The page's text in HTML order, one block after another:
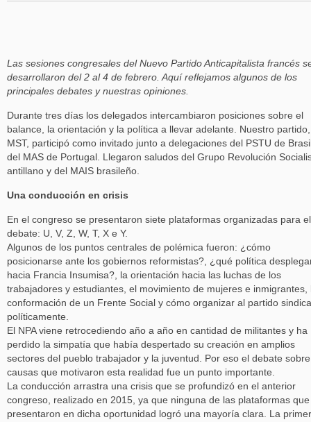
Las sesiones congresales del Nuevo Partido Anticapitalista francés
desarrollaron del 2 al 4 de febrero. Aquí reflejamos algunos de los
principales debates y nuestras opiniones.
Durante tres días los delegados intercambiaron posiciones sobre el
balance, la orientación y la política a llevar adelante. Nuestro
MST, participó como invitado junto a delegaciones del PSTU de
del MAS de Portugal. Llegaron saludos del Grupo Revolución
antillano y del MAIS brasileño.
Una conducción en crisis
En el congreso se presentaron siete plataformas organizadas para el
debate: U, V, Z, W, T, X e Y.
Algunos de los puntos centrales de polémica fueron: ¿cómo
posicionarse ante los gobiernos reformistas?, ¿qué política
hacia Francia Insumisa?, la orientación hacia las luchas de los
trabajadores y estudiantes, el movimiento de mujeres e inmigrantes,
conformación de un Frente Social y cómo organizar al partido
políticamente.
El NPA viene retrocediendo año a año en cantidad de militantes y ha
perdido la simpatía que había despertado su creación en amplios
sectores del pueblo trabajador y la juventud. Por eso el debate
causas que motivaron esta realidad fue un punto importante.
La conducción arrastra una crisis que se profundizó en el anterior
congreso, realizado en 2015, ya que ninguna de las plataformas
presentaron en dicha oportunidad logró una mayoría clara. La